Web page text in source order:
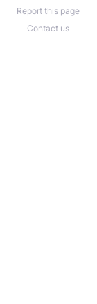
Report this page
Contact us